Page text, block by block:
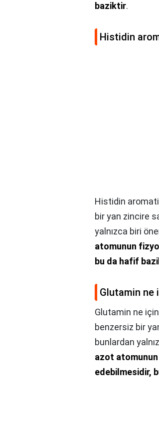
baziktir.
Histidin
Histidin
bir yan zincire
yalnızca biri
atomunun
bu da hafif
Glutamin ne
Glutamin ne için
benzersiz bir
bunlardan
azot
edebilmesidir,